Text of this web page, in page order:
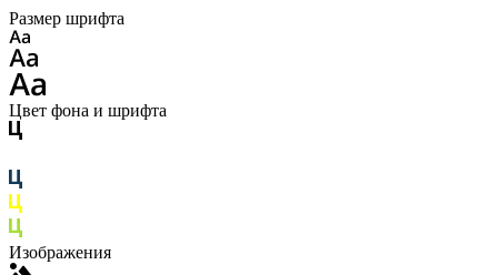
Размер шрифта
Цвет фона и шрифта
Изображения